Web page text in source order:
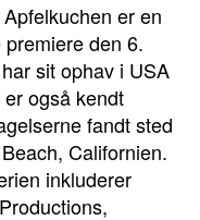
er en
den 6.
sit ophav i USA
også kendt
fandt sted
Californien.
inkluderer